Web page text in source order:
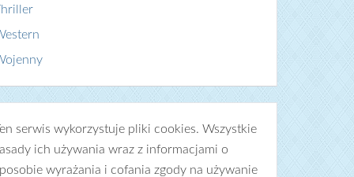
serwis wykorzystuje pliki cookies. Wszystkie
ich używania wraz z informacjami o
wyrażania i cofania zgody na używanie